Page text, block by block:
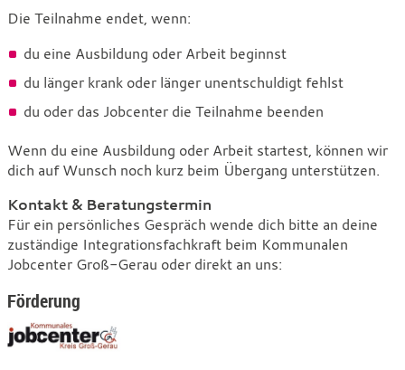
Die Teilnahme endet, wenn:
du eine Ausbildung oder Arbeit beginnst
du länger krank oder länger unentschuldigt fehlst
du oder das Jobcenter die Teilnahme beenden
Wenn du eine Ausbildung oder Arbeit startest, können wir
dich auf Wunsch noch kurz beim Übergang unterstützen.
Kontakt & Beratungstermin
Für ein persönliches Gespräch wende dich bitte an deine
zuständige Integrationsfachkraft beim Kommunalen
Jobcenter Groß-Gerau oder direkt an uns:
Förderung